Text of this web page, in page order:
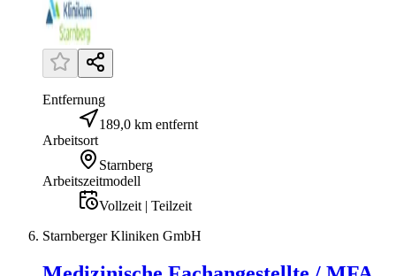
Entfernung
189,0 km entfernt
Arbeitsort
Starnberg
Arbeitszeitmodell
Vollzeit | Teilzeit
Starnberger Kliniken GmbH